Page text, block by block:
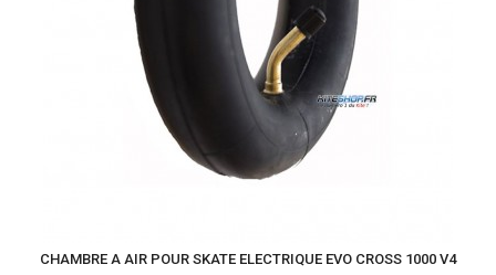
CHAMBRE A AIR POUR SKATE ELECTRIQUE EVO CROSS 1000 V4